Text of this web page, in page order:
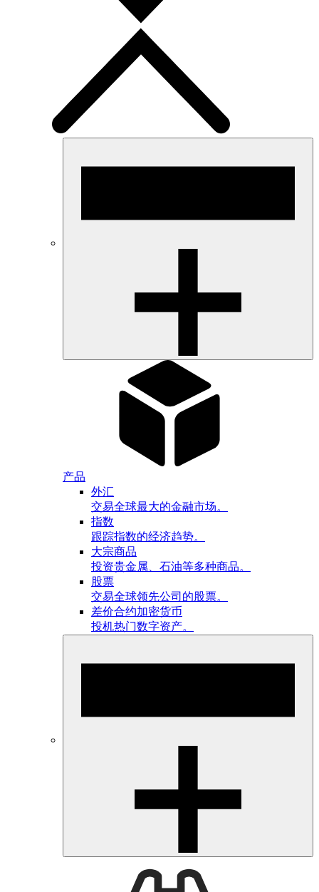
产品
外汇
交易全球最大的金融市场。
指数
跟踪指数的经济趋势。
大宗商品
投资贵金属、石油等多种商品。
股票
交易全球领先公司的股票。
差价合约加密货币
投机热门数字资产。